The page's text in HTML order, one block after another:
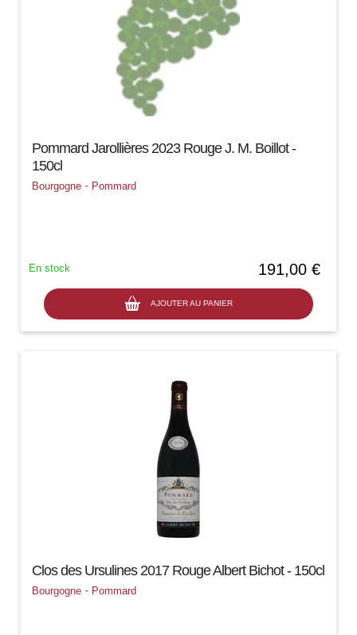
Pommard Jarollières 2023 Rouge J. M. Boillot -
150cl
Bourgogne - Pommard
191,00 €
AJOUTER AU PANIER
En stock
Clos des Ursulines 2017 Rouge Albert Bichot - 150cl
Bourgogne - Pommard